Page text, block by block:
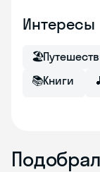
Интересы
🏖
📚Книги